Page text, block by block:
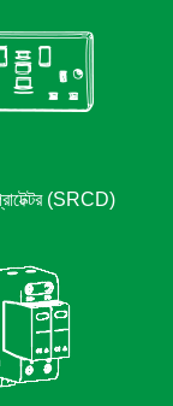
RCD প্রোটেক্টর (SRCD)